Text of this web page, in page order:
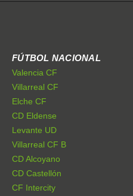
FÚTBOL NACIONAL
Valencia CF
Villarreal CF
Elche CF
CD Eldense
Levante UD
Villarreal CF B
CD Alcoyano
CD Castellón
CF Intercity